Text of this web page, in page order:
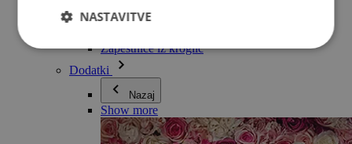
Nakit za pare
Zapestnice iz kroglic
Dodatki
Nazaj
Show more
NASTAVITVE